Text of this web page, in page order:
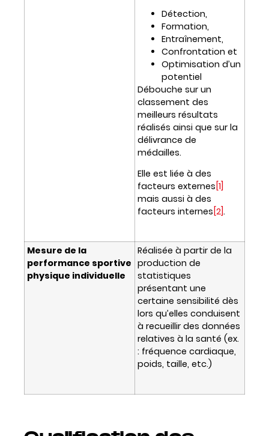
Détection,
Formation,
Entraînement,
Confrontation et
Optimisation d’un
potentiel
Débouche sur un
classement des
meilleurs résultats
réalisés ainsi que sur la
délivrance de
médailles.
Elle est liée à des
facteurs externes [1]
mais aussi à des
facteurs internes [2].
Mesure de la
performance sportive
physique individuelle
Réalisée à partir de la
production de
statistiques
présentant une
certaine sensibilité dès
lors qu’elles conduisent
à recueillir des données
relatives à la santé (ex.
: fréquence cardiaque,
poids, taille, etc.)